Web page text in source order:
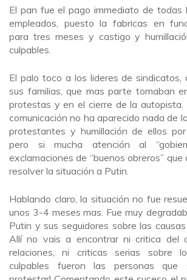
El pan fue el pago immediato de todas
empleados, puesto la fabricas en
para tres meses y castigo y
culpables.
El palo toco a los lideres de sindicatos,
sus familias, que mas parte tomaban
protestas y en el cierre de la autopista.
comunicación no ha aparecido nada de
protestantes y humillación de ellos
pero si mucha atención al
exclamaciones de “buenos obreros”
resolver la situación a Putin.
Hablando claro, la situación no fue
unos 3-4 meses mas. Fue muy
Putin y sus seguidores sobre las
Allí no vais a encontrar ni critica del
relaciones, ni criticas serias sobre
culpables fueron las personas